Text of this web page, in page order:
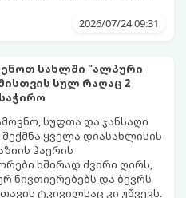
და აპრობირებული
და პირვანდელი
2026/07/24 09:31
სახლში "ალპური
სულ რაღაც 2
სუფთა და ჯანსაღი
ყველა დიასახლისის
ჰაერის
ხშირად ძვირი ღირს,
ნივთიერებებს და ბევრს
ტკივილსაც კი უწვევს.